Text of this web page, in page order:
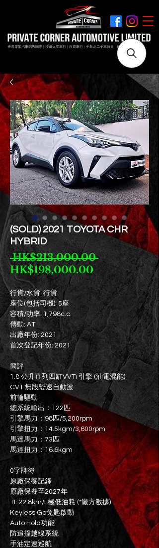
香港專業汽車銷售團隊 | 沙田火炭車行 | 西貢車行 | 全新及二手車買賣 | 最短時間極速成交
(SOLD) 2021 TOYOTA CHR
HYBRID
HK$213,000.00 一
般
價
格
HK$198,000.00促
銷
價
格
行貨/水貨: 行貨
座位(包括司機): 5座
容積/功率: 1,798c.c.
傳動: AT
出廠年份: 2021
首次登記年份: 2021
簡評
1.8 公升直列四缸VVTi 引擎 (油電混能)
CVT 無段變速自動波
前輪驅動
總系統輸出：122匹
引擎馬力：98匹/5,200rpm
引擎扭力：14.5kgm/3,600rpm
馬達馬力：73匹
馬達扭力：16.6kgm
0字牌簿
原廠保養記錄
原廠保養至2027年
TI-22.8km/L極低油耗 (*廠方數據)
Keyless Go免匙啟動
Auto Hold功能
防追撞越線系統
手油定速巡航